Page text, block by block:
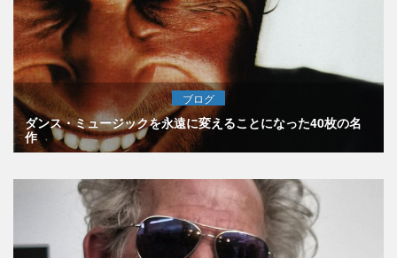
ブログ
ダンス・ミュージックを永遠に変えることになった40枚の名
作